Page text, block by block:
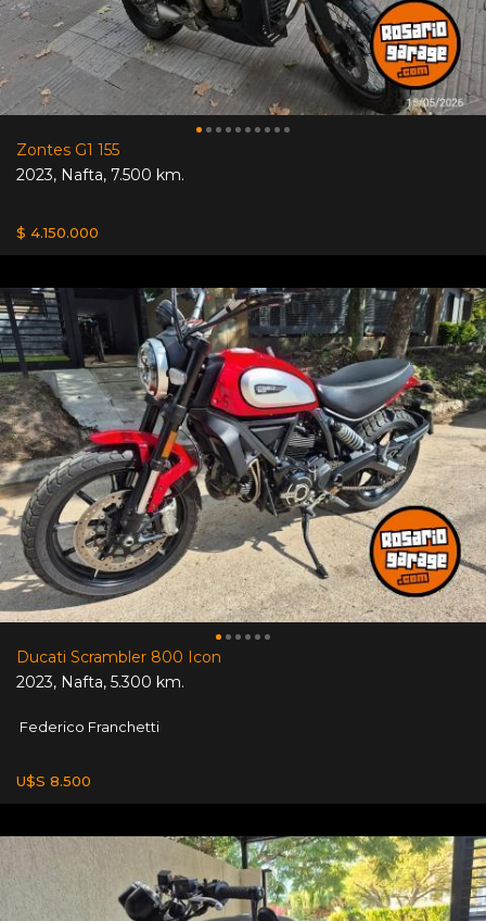
Zontes G1 155
2023, Nafta, 7.500 km.
$ 4.150.000
Ducati Scrambler 800 Icon
2023, Nafta, 5.300 km.
Federico Franchetti
U$S 8.500